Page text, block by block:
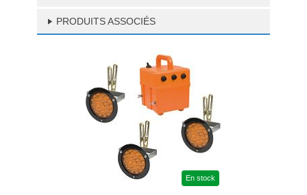
PRODUITS ASSOCIÉS
En stock